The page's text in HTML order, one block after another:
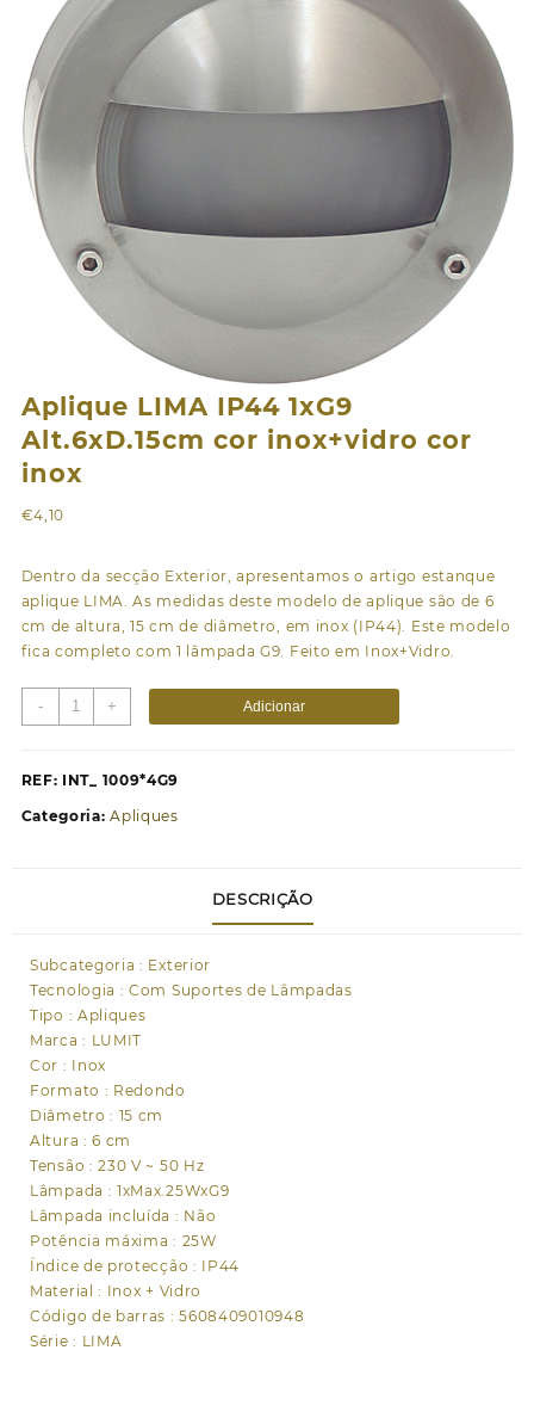
Aplique LIMA IP44 1xG9
Alt.6xD.15cm cor inox+vidro cor
inox
€4,10
Dentro da secção Exterior, apresentamos o artigo estanque
aplique LIMA. As medidas deste modelo de aplique são de 6
cm de altura, 15 cm de diâmetro, em inox (IP44). Este modelo
fica completo com 1 lâmpada G9. Feito em Inox+Vidro.
-
Quantidade
de
LIMA
1xG9
+ Adicionar
REF: INT_ 1009*4G9
Categoria:Apliques
DESCRIÇÃO
Subcategoria : Exterior
Tecnologia : Com Suportes de Lâmpadas
Tipo : Apliques
Marca : LUMIT
Cor : Inox
Formato : Redondo
Diâmetro : 15 cm
Altura : 6 cm
Tensão : 230 V ~ 50 Hz
Lâmpada : 1xMax.25WxG9
Lâmpada incluída : Não
Potência máxima : 25W
Índice de protecção : IP44
Material : Inox + Vidro
Código de barras : 5608409010948
Série : LIMA